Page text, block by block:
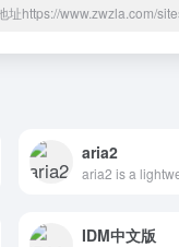
址https://www.zwzla.com/
aria2
IDM中文版